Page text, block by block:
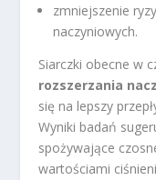
zmniejszenie
naczyniowych.
Siarczki obecne w
rozszerzania
się na lepszy
Wyniki badań
spożywające
wartościami